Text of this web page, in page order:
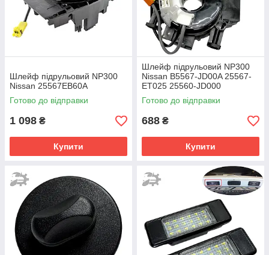
Шлейф підрульовий NP300
Nissan 25567EB60A
Готово до відправки
1 098 ₴
Купити
Шлейф підрульовий NP300
Nissan B5567-JD00A 25567-
ET025 25560-JD000
25567JD003
Готово до відправки
688 ₴
Купити